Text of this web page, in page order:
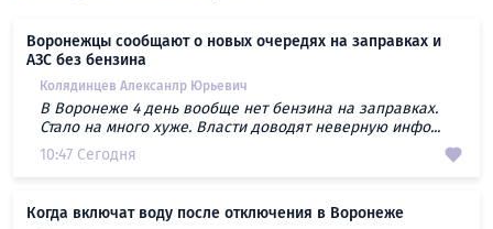
Воронежцы сообщают о новых очередях на заправках и
АЗС без бензина
Колядинцев Алексанлр Юрьевич
В Воронеже 4 день вообще нет бензина на заправках.
Стало на много хуже. Власти доводят неверную инфо...
10:47 Сегодня
Когда включат воду после отключения в Воронеже